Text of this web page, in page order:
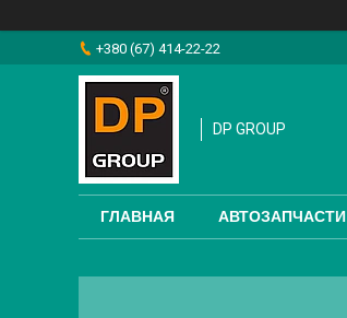
+380 (67) 414-22-22
DP GROUP
ГЛАВНАЯ АВТОЗАПЧАСТИ